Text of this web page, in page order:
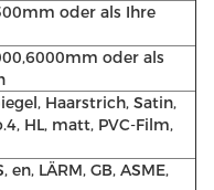
oder als Ihre
oder als
Haarstrich, Satin,
HL, matt, PVC-Film,
en, LÄRM, GB, ASME,